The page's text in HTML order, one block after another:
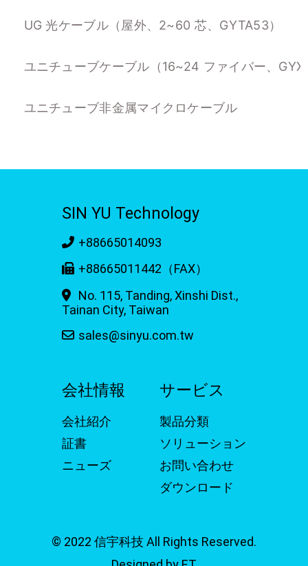
UG 光ケーブル（屋外、2~60 芯、GYTA53）
ユニチューブケーブル（16~24 ファイバー、
ユニチューブ非金属マイクロケーブル
SIN YU Technology
+88665014093
+88665011442（FAX）
No. 115, Tanding, Xinshi Dist.,
Tainan City, Taiwan
sales@sinyu.com.tw
会社情報
会社紹介
証書
ニューズ
サービス
製品分類
ソリューション
お問い合わせ
ダウンロード
© 2022 信宇科技 All Rights Reserved.